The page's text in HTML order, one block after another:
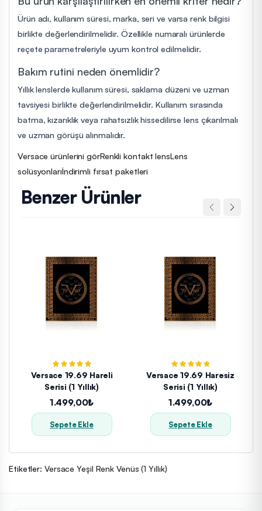
Ürün adı, kullanım süresi, marka, seri ve varsa renk bilgisi
birlikte değerlendirilmelidir. Özellikle numaralı ürünlerde
reçete parametreleriyle uyum kontrol edilmelidir.
Bakım rutini neden önemlidir?
Yıllık lenslerde kullanım süresi, saklama düzeni ve uzman
tavsiyesi birlikte değerlendirilmelidir. Kullanım sırasında
batma, kızarıklık veya rahatsızlık hissedilirse lens çıkarılmalı
ve uzman görüşü alınmalıdır.
Versace ürünlerini görRenkli kontakt lensLens
solüsyonlarıİndirimli fırsat paketleri
Benzer Ürünler
Versace 19.69 Hareli
Serisi (1 Yıllık)
1.499,00₺
Sepete Ekle
Versace 19.69 Haresiz
Serisi (1 Yıllık)
1.499,00₺
Sepete Ekle
Etiketler: Versace Yeşil Renk Venüs (1 Yıllık)